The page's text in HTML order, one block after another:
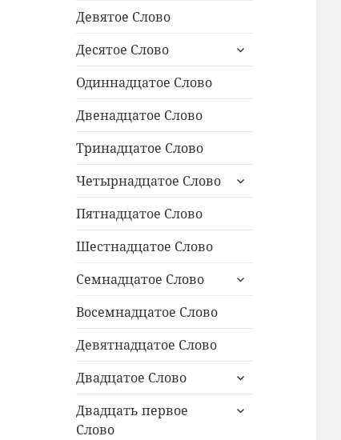
Девятое Слово
Десятое Слово
раскрыть
Одиннадцатое Cлово
Двенадцатое Слово
Тринадцатое Слово
Четырнадцатое Слово
раскрыть
Пятнадцатое Слово
Шестнадцатое Слово
Семнадцатое Слово
раскрыть
Восемнадцатое Слово
Девятнадцатое Слово
Двадцатое Слово
раскрыть
меню
Двадцать первое
Слово
раскрыть